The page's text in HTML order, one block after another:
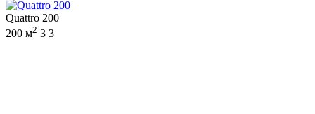
Quattro 200
200 м2 3 3